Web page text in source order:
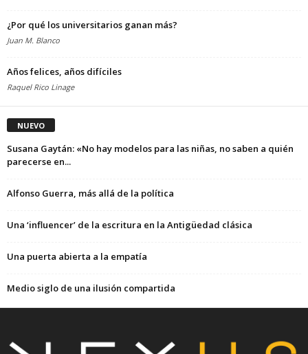
¿Por qué los universitarios ganan más?
Juan M. Blanco
Años felices, años difíciles
Raquel Rico Linage
NUEVO
Susana Gaytán: «No hay modelos para las niñas, no saben a quién
parecerse en...
Alfonso Guerra, más allá de la política
Una ‘influencer’ de la escritura en la Antigüedad clásica
Una puerta abierta a la empatía
Medio siglo de una ilusión compartida